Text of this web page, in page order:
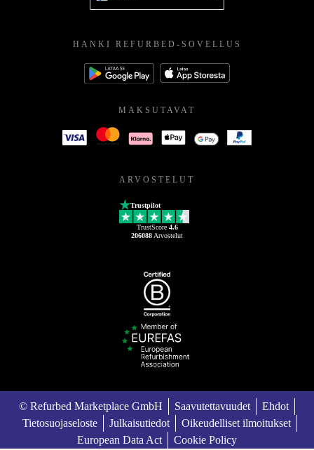
HANKI REFURBED-SOVELLUS
MAKSUTAVAT
ARVOSTELUT
Trustpilot
TrustScore 4.6
206088 Arvostelut
© Refurbed Marketplace GmbH Saavutettavuudet
Ehdot
Tietosuojaseloste
Julkaisutiedot
Oikeudelliset ilmoitukset
European Data Act
Cookie Policy